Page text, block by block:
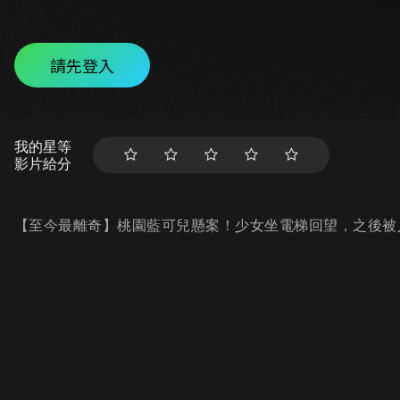
請先登入
我的星等
影片給分
【至今最離奇】桃園藍可兒懸案！少女坐電梯回望，之後